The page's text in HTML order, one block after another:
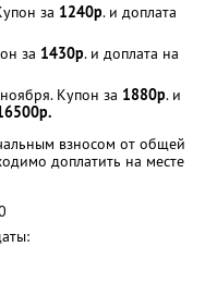
за 1240р. и доплата
за 1430р. и доплата на
Купон за 1880р. и
взносом от общей
доплатить на месте